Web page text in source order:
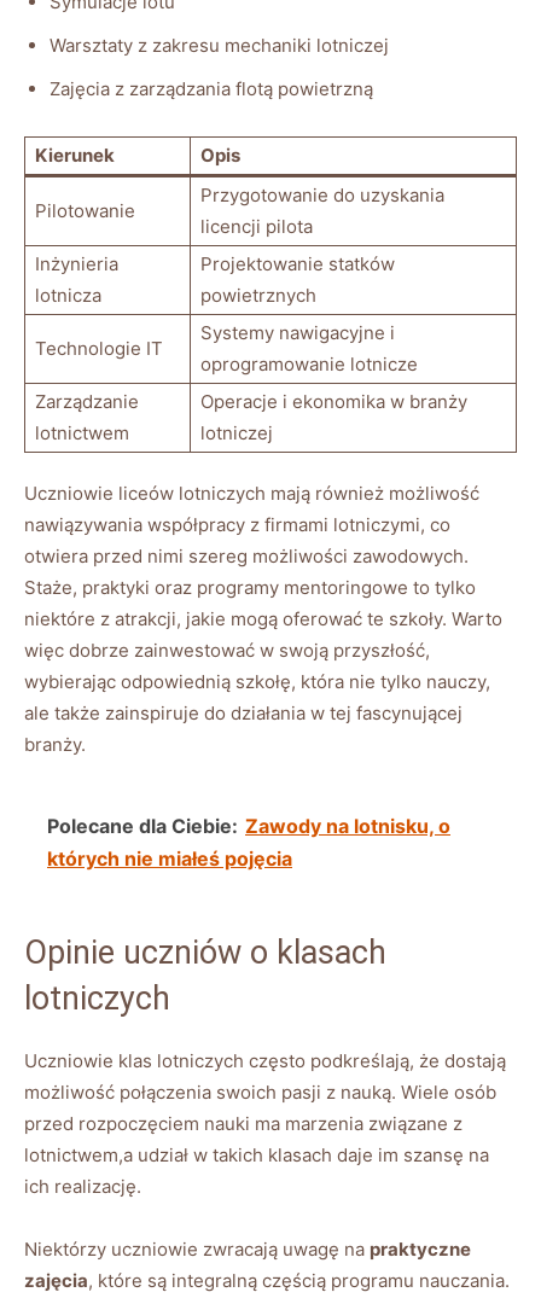
Warsztaty z zakresu mechaniki lotniczej
Zajęcia z zarządzania flotą powietrzną
Kierunek Opis
Pilotowanie
Przygotowanie do uzyskania
licencji pilota
Inżynieria
lotnicza
Projektowanie statków
powietrznych
Technologie IT
Systemy nawigacyjne i
oprogramowanie lotnicze
Zarządzanie
lotnictwem
Operacje i ekonomika w branży
lotniczej
Uczniowie liceów lotniczych mają również możliwość
nawiązywania współpracy z firmami lotniczymi, co
otwiera przed nimi szereg możliwości zawodowych.
Staże, praktyki oraz programy mentoringowe to tylko
niektóre z atrakcji, jakie mogą oferować te szkoły. Warto
więc dobrze zainwestować w swoją przyszłość,
wybierając odpowiednią szkołę, która nie tylko nauczy,
ale także zainspiruje do działania w tej fascynującej
branży.
Polecane dla Ciebie: Zawody na lotnisku, o
których nie miałeś pojęcia
Opinie uczniów o klasach
lotniczych
Uczniowie klas lotniczych często podkreślają, że dostają
możliwość połączenia swoich pasji z nauką. Wiele osób
przed rozpoczęciem nauki ma marzenia związane z
lotnictwem,a udział w takich klasach daje im szansę na
ich realizację.
Niektórzy uczniowie zwracają uwagę na praktyczne
zajęcia, które są integralną częścią programu nauczania.